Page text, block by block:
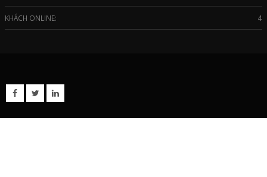
4
KHÁCH ONLINE: